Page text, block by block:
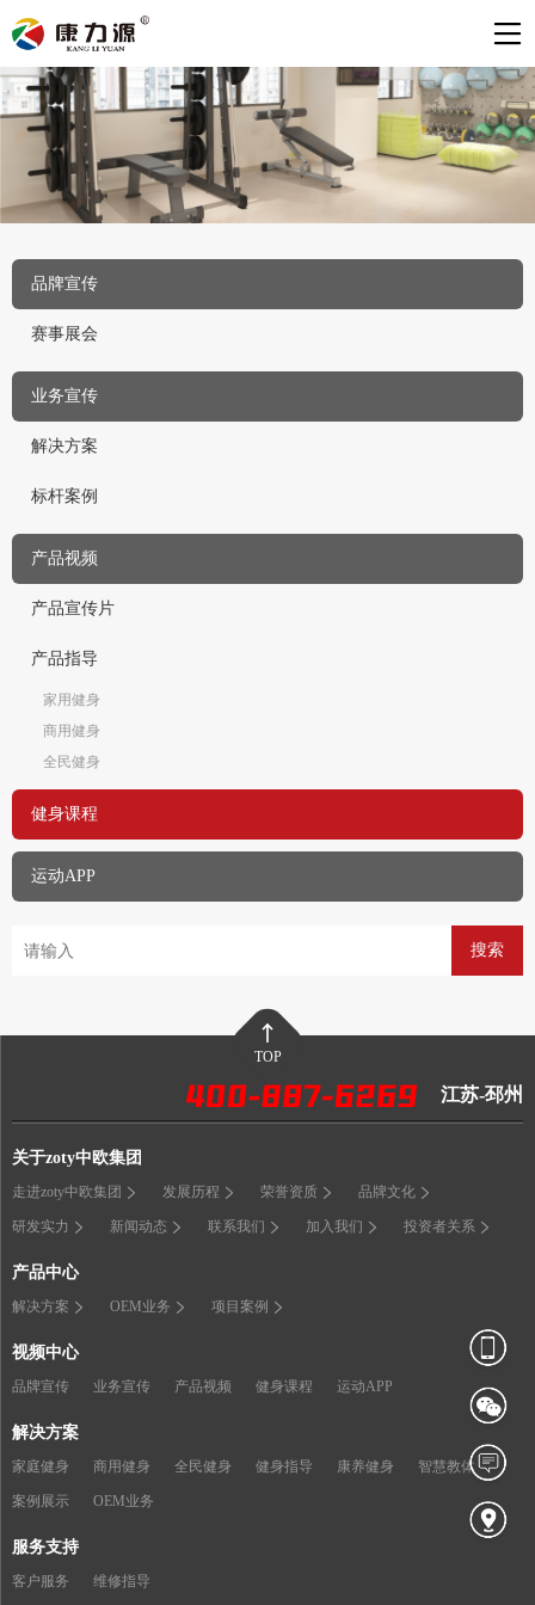
品牌宣传
赛事展会
业务宣传
解决方案
标杆案例
产品视频
产品宣传片
产品指导
家用健身
商用健身
全民健身
健身课程
运动APP
搜索
TOP
江苏-邳州
关于zoty中欧集团
走进zoty中欧集团 发展历程 荣誉资质 品牌文化
研发实力 新闻动态 联系我们 加入我们 投资者关系
产品中心
解决方案 OEM业务 项目案例
视频中心
品牌宣传 业务宣传 产品视频 健身课程 运动APP
解决方案
家庭健身 商用健身 全民健身 健身指导 康养健身 智慧教体
案例展示 OEM业务
服务支持
客户服务 维修指导